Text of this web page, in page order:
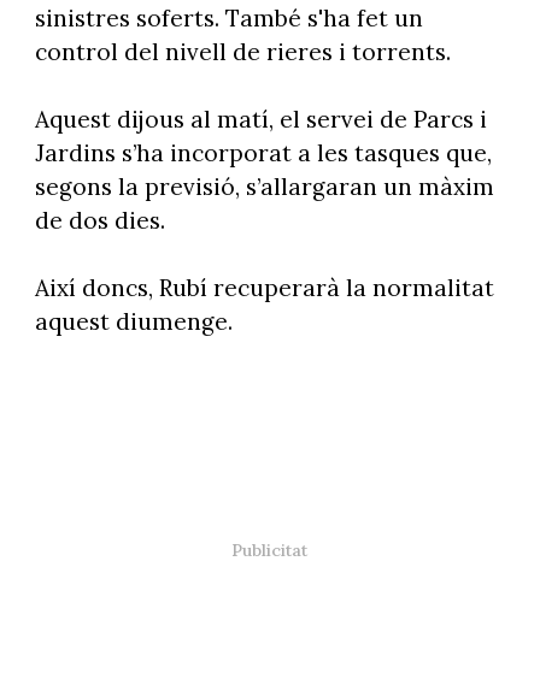
sinistres soferts. També s'ha fet un
control del nivell de rieres i torrents.
Aquest dijous al matí, el servei de Parcs i
Jardins s’ha incorporat a les tasques que,
segons la previsió, s’allargaran un màxim
de dos dies.
Així doncs, Rubí recuperarà la normalitat
aquest diumenge.